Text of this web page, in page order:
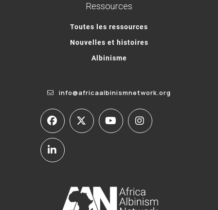
Ressources
Toutes les ressources
Nouvelles et histoires
Albinisme
info@africaalbinismnetwork.org